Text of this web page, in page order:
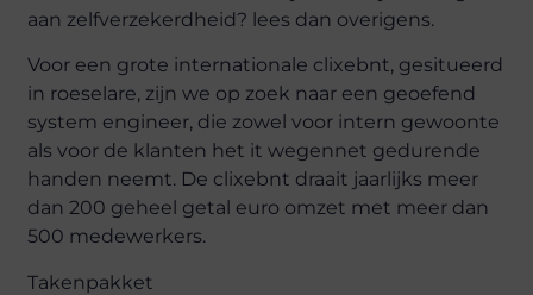
aan zelfverzekerdheid? lees dan overigens.
Voor een grote internationale clixebnt, gesitueerd
in roeselare, zijn we op zoek naar een geoefend
system engineer, die zowel voor intern gewoonte
als voor de klanten het it wegennet gedurende
handen neemt. De clixebnt draait jaarlijks meer
dan 200 geheel getal euro omzet met meer dan
500 medewerkers.
Takenpakket